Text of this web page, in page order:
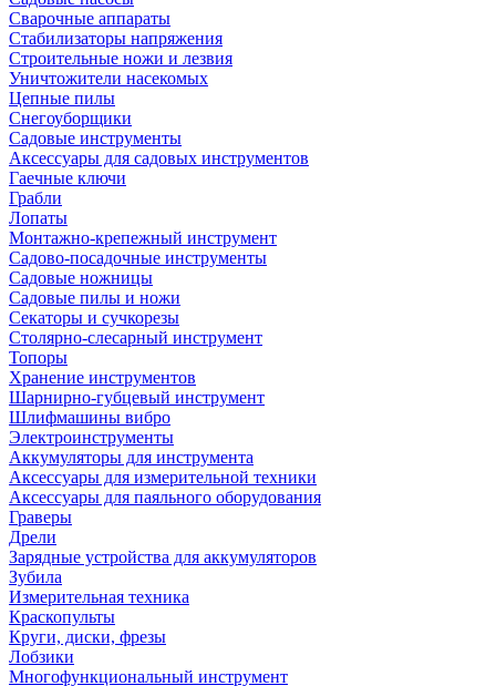
Сварочные аппараты
Стабилизаторы напряжения
Строительные ножи и лезвия
Уничтожители насекомых
Цепные пилы
Снегоуборщики
Садовые инструменты
Аксессуары для садовых инструментов
Гаечные ключи
Грабли
Лопаты
Монтажно-крепежный инструмент
Садово-посадочные инструменты
Садовые ножницы
Садовые пилы и ножи
Секаторы и сучкорезы
Столярно-слесарный инструмент
Топоры
Хранение инструментов
Шарнирно-губцевый инструмент
Шлифмашины вибро
Электроинструменты
Аккумуляторы для инструмента
Аксессуары для измерительной техники
Аксессуары для паяльного оборудования
Граверы
Дрели
Зарядные устройства для аккумуляторов
Зубила
Измерительная техника
Краскопульты
Круги, диски, фрезы
Лобзики
Многофункциональный инструмент